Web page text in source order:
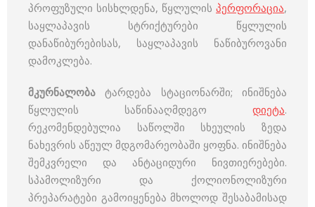
პროფუზული სისხლდენა, წყლულის პერფორაცია,
საყლაპავის სტრიქტურები წყლულის
დანაწიბურებისას, საყლაპავის ნაწიბუროვანი
დამოკლება.
მკურნალობა ტარდება სტაციონარში; ინიშნება
წყლულის საწინააღმდეგო დიეტა.
რეკომენდებულია საწოლში სხეულის ზედა
ნახევრის აწეულ მდგომარეობაში ყოფნა. ინიშნება
შემკვრელი და ანტაციდური ნივთიერებები.
სპამოლიზური და ქოლიონოლიზური
პრეპარატები გამოიყენება მხოლოდ შესაბამისად